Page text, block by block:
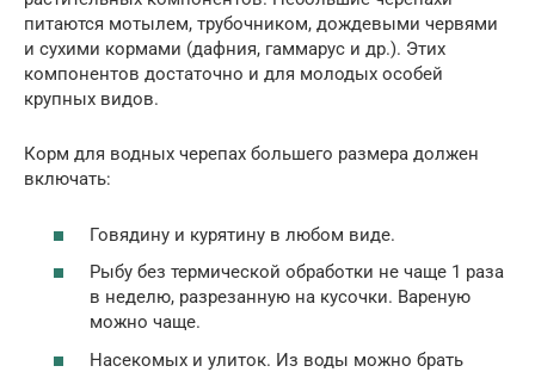
питаются мотылем, трубочником, дождевыми червями
и сухими кормами (дафния, гаммарус и др.). Этих
компонентов достаточно и для молодых особей
крупных видов.
Корм для водных черепах большего размера должен
включать:
Говядину и курятину в любом виде.
Рыбу без термической обработки не чаще 1 раза
в неделю, разрезанную на кусочки. Вареную
можно чаще.
Насекомых и улиток. Из воды можно брать